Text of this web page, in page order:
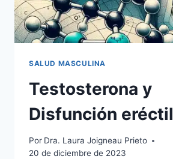
SALUD MASCULINA
Testosterona y
Disfunción eréctil
Por Dra. Laura Joigneau Prieto
20 de diciembre de 2023